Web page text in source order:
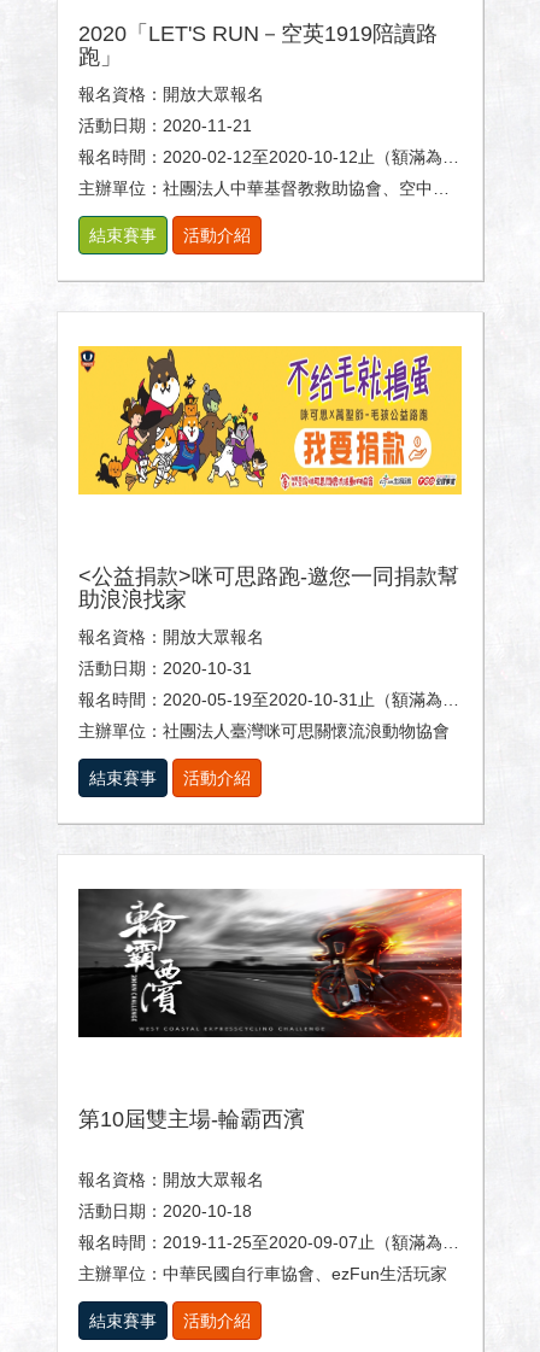
2020「LET'S RUN－空英1919陪讀路
跑」
報名資格：開放大眾報名
活動日期：2020-11-21
報名時間：2020-02-12至2020-10-12止（額滿為止）
主辦單位：社團法人中華基督教救助協會、空中英語教室、TRAVELER
結束賽事 活動介紹
<公益捐款>咪可思路跑-邀您一同捐款幫
助浪浪找家
報名資格：開放大眾報名
活動日期：2020-10-31
報名時間：2020-05-19至2020-10-31止（額滿為止）
主辦單位：社團法人臺灣咪可思關懷流浪動物協會
結束賽事 活動介紹
第10屆雙主場-輪霸西濱
報名資格：開放大眾報名
活動日期：2020-10-18
報名時間：2019-11-25至2020-09-07止（額滿為止）
主辦單位：中華民國自行車協會、ezFun生活玩家
結束賽事 活動介紹